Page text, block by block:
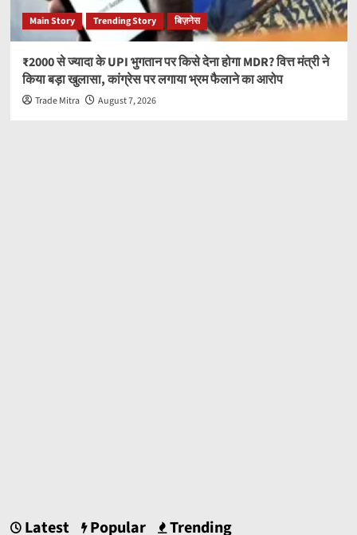
Main Story Trending Story बिज़नेस
₹2000 से ज्यादा के UPI भुगतान पर किसे देना होगा MDR? वित्त मंत्री ने
किया बड़ा खुलासा, कांग्रेस पर लगाया भ्रम फैलाने का आरोप
Trade Mitra August 7, 2026
Latest Popular Trending